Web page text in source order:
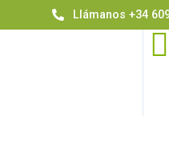
Llámanos +34